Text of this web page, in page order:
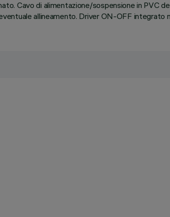
Cavo di alimentazione/sospensione in PVC
allineamento. Driver ON-OFF integrato